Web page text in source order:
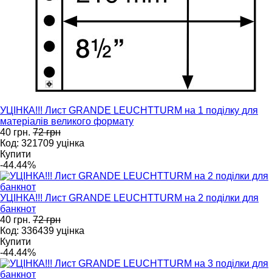
УЦІНКА!!! Лист GRANDE LEUCHTTURM на 1 поділку для
матеріалів великого формату
40 грн. 72 грн
Код: 321709 уцінка
Купити
-44.44%
УЦІНКА!!! Лист GRANDE LEUCHTTURM на 2 поділки для
банкнот
40 грн. 72 грн
Код: 336439 уцінка
Купити
-44.44%